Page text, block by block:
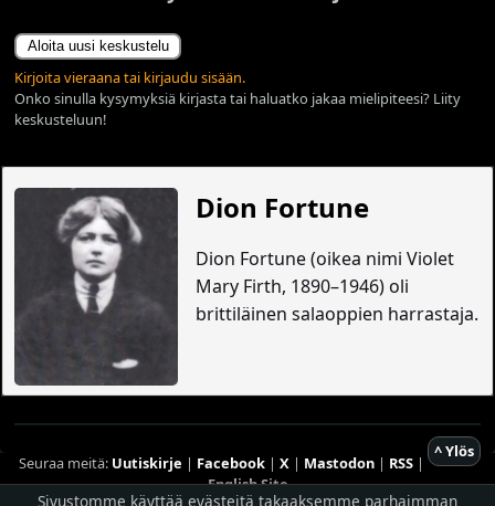
Aloita uusi keskustelu
Kirjoita vieraana tai kirjaudu sisään.
Onko sinulla kysymyksiä kirjasta tai haluatko jakaa mielipiteesi? Liity
keskusteluun!
Dion Fortune
Dion Fortune (oikea nimi Violet
Mary Firth, 1890–1946) oli
brittiläinen salaoppien harrastaja.
^ Ylös
Seuraa meitä: Uutiskirje | Facebook| X| Mastodon| RSS|
English Site
Sivustomme käyttää evästeitä takaaksemme parhaimman